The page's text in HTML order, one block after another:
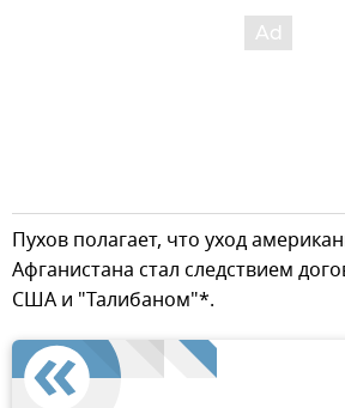
Пухов полагает, что уход
Афганистана стал следствием
США и "Талибаном"*.